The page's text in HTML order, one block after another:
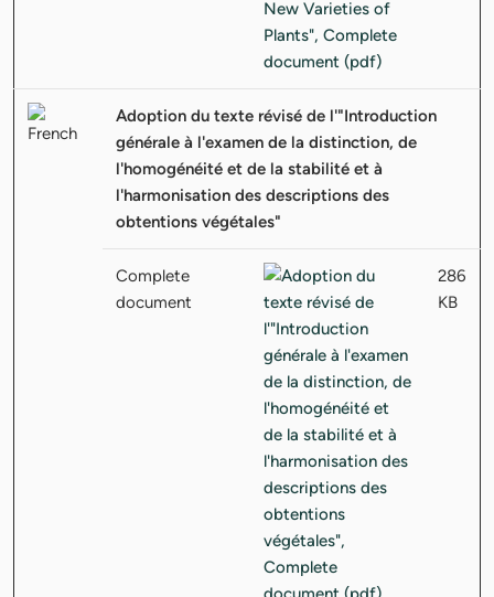
Adoption du texte révisé de l'"Introduction
générale à l'examen de la distinction, de
l'homogénéité et de la stabilité et à
l'harmonisation des descriptions des
obtentions végétales"
Complete
document
286
KB